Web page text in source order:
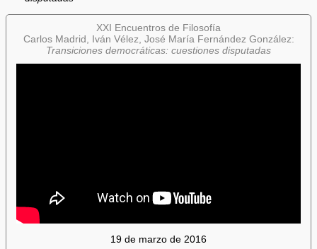
XXI Encuentros de Filosofía
Carlos Madrid, Iván Vélez, José María Fernández González:
Transiciones democráticas: cuestiones disputadas
19 de marzo de 2016